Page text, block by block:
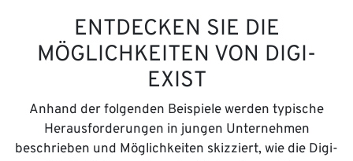
ENTDECKEN SIE DIE
MÖGLICHKEITEN VON DIGI-
EXIST
Anhand der folgenden Beispiele werden typische
Herausforderungen in jungen Unternehmen
beschrieben und Möglichkeiten skizziert, wie die Digi-